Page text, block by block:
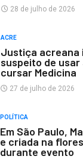
28 de julho de 2026
ACRE
Justiça acreana
suspeito de
cursar Medicina
27 de julho de 2026
POLÍTICA
Em São Paulo,
e criada na
durante evento